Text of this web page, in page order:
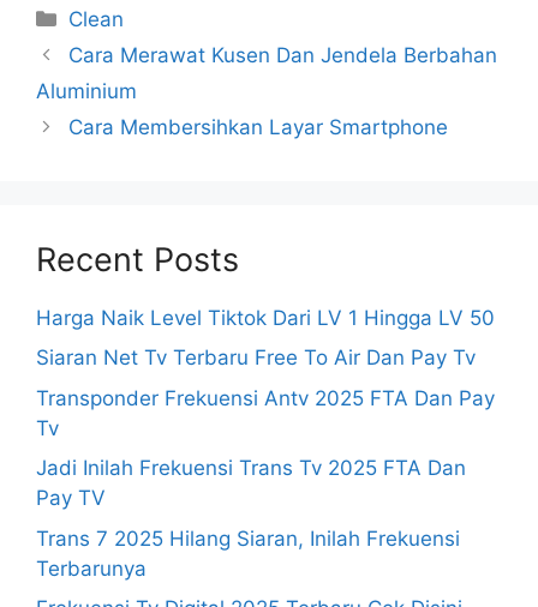
Categories
Clean
Cara Merawat Kusen Dan Jendela Berbahan
Aluminium
Cara Membersihkan Layar Smartphone
Recent Posts
Harga Naik Level Tiktok Dari LV 1 Hingga LV 50
Siaran Net Tv Terbaru Free To Air Dan Pay Tv
Transponder Frekuensi Antv 2025 FTA Dan Pay
Tv
Jadi Inilah Frekuensi Trans Tv 2025 FTA Dan
Pay TV
Trans 7 2025 Hilang Siaran, Inilah Frekuensi
Terbarunya